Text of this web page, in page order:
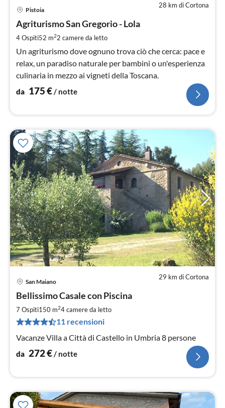
28 km di Cortona
Pistoia
Agriturismo San Gregorio - Lola
4 Ospiti52 m22 camere da letto
Un agriturismo dove ognuno trova ciò che cerca: pace e
relax, un paradiso naturale per bambini o un'esperienza
culinaria in mezzo ai vigneti della Toscana.
da 175€ / notte
29 km di Cortona
San Maiano
Bellissimo Casale con Piscina
7 Ospiti150 m24camere da letto
11 recensioni
Vacanze Villa a Città di Castello in Umbria 8 persone
da 272€/ notte